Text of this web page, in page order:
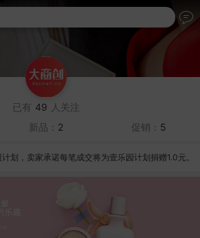
已有 49 人关注
新品： 2 促销： 5
划，卖家承诺每笔成交将为壹乐园计划捐赠1.0元。